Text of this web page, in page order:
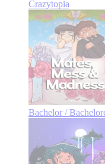
Crazytopia
Bachelor /